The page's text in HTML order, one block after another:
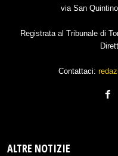
via San
Registrata al Tribunale di
Contattaci:
ALTRE NOTIZIE